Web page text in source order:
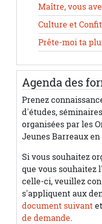
Maître, vous
Culture et
Prête-moi ta
Agenda des
Prenez
d'études,
organisées par les
Jeunes Barreaux
Si vous souhaitez
que vous souhaitez
celle-ci, veuillez
s'appliquent aux
document suivant
de demande.